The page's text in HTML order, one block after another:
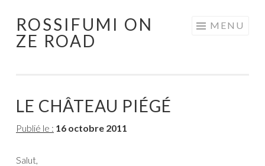
Aller
au
ROSSIFUMI ON
ZE ROAD
MENU
LE CHÂTEAU PIÉGÉ
Publié le : 16 octobre 2011
Salut,